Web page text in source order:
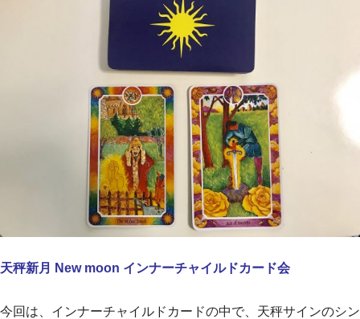
天秤新月 New moon インナーチャイルドカード会
今回は、インナーチャイルドカードの中で、天秤サインのシン